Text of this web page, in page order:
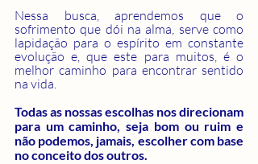
Nessa busca, aprendemos que o
sofrimento que dói na alma, serve como
lapidação para o espírito em constante
evolução e, que este para muitos, é o
melhor caminho para encontrar sentido
na vida.
Todas as nossas escolhas nos direcionam
para um caminho, seja bom ou ruim e
não podemos, jamais, escolher com base
no conceito dos outros.